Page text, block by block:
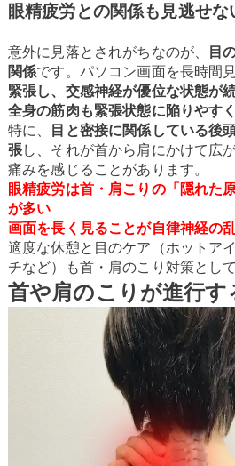
眼精疲労との関係も見逃せな
意外に見落とされがちなのが、
目
関係です。パソコン画面を長時間
緊張し、交感神経が優位な状態が
全身の筋肉も緊張状態に陥りやす
特に、
目と密接に関係している後
張し、それが首から肩にかけて広
痛みを感じることがあります。
眼精疲労は首・肩こりの「隠れた
が多い
画面を長く見ることが自律神経の
適度な休憩と目のケア（ホットア
チなど）も首・肩のこり対策とし
首や肩のこりが進行す